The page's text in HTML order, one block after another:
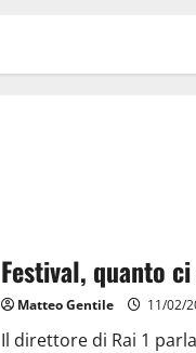
Festival, quanto
Matteo Gentile 11/02/
Il direttore di Rai 1